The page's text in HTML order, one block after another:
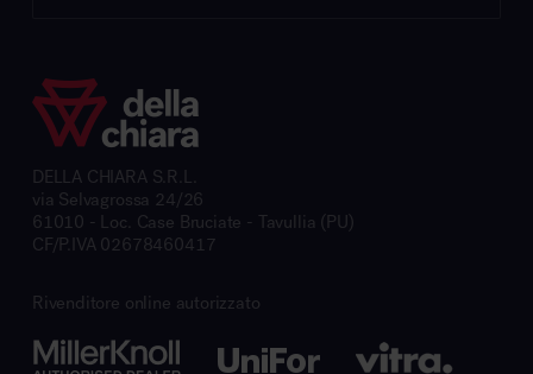
DELLA CHIARA S.R.L.
via Selvagrossa 24/26
61010 - Loc. Case Bruciate - Tavullia (PU)
CF/P.IVA 02678460417
Rivenditore online autorizzato